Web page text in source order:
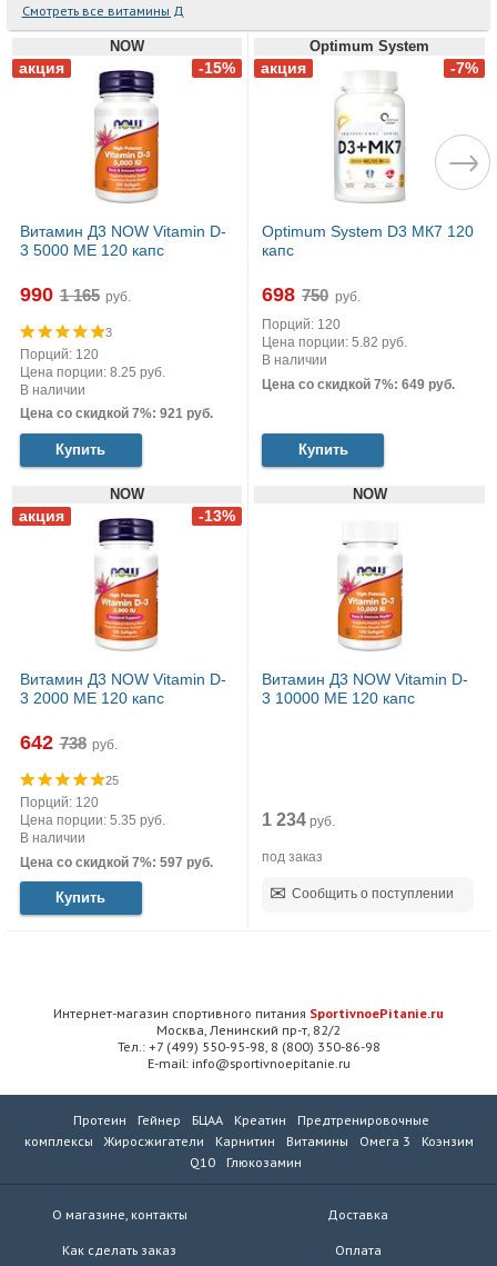
Смотреть все витамины Д
NOW
Витамин Д3 NOW Vitamin D-
3 5000 МЕ 120 капс
990 руб.
3
Порций: 120
Цена порции: 8.25 руб.
В наличии
Цена со скидкой 7%: 921 руб.
Купить
Optimum System
Optimum System D3 МК7 120
капс
698
руб.
Порций: 120
Цена порции: 5.82 руб.
В наличии
Цена со скидкой 7%: 649 руб.
Купить
NOW
Витамин Д3 NOW Vitamin D-
3 2000 МЕ 120 капс
642 руб.
25
Порций: 120
Цена порции: 5.35 руб.
В наличии
Цена со скидкой 7%: 597 руб.
Купить
NOW
Витамин Д3 NOW Vitamin D-
3 10000 МЕ 120 капс
1 234 руб.
под заказ
Сообщить о поступлении
Интернет-магазин спортивного питания SportivnoePitanie.ru
Москва, Ленинский пр-т, 82/2
Тел.: +7 (499) 550-95-98, 8 (800) 350-86-98
E-mail: info@sportivnoepitanie.ru
Протеин Гейнер БЦАА Креатин
Предтренировочные
комплексы
Жиросжигатели Карнитин Витамины Омега 3
Коэнзим
Q10
Глюкозамин
О магазине, контакты
Как сделать заказ
Доставка
Оплата